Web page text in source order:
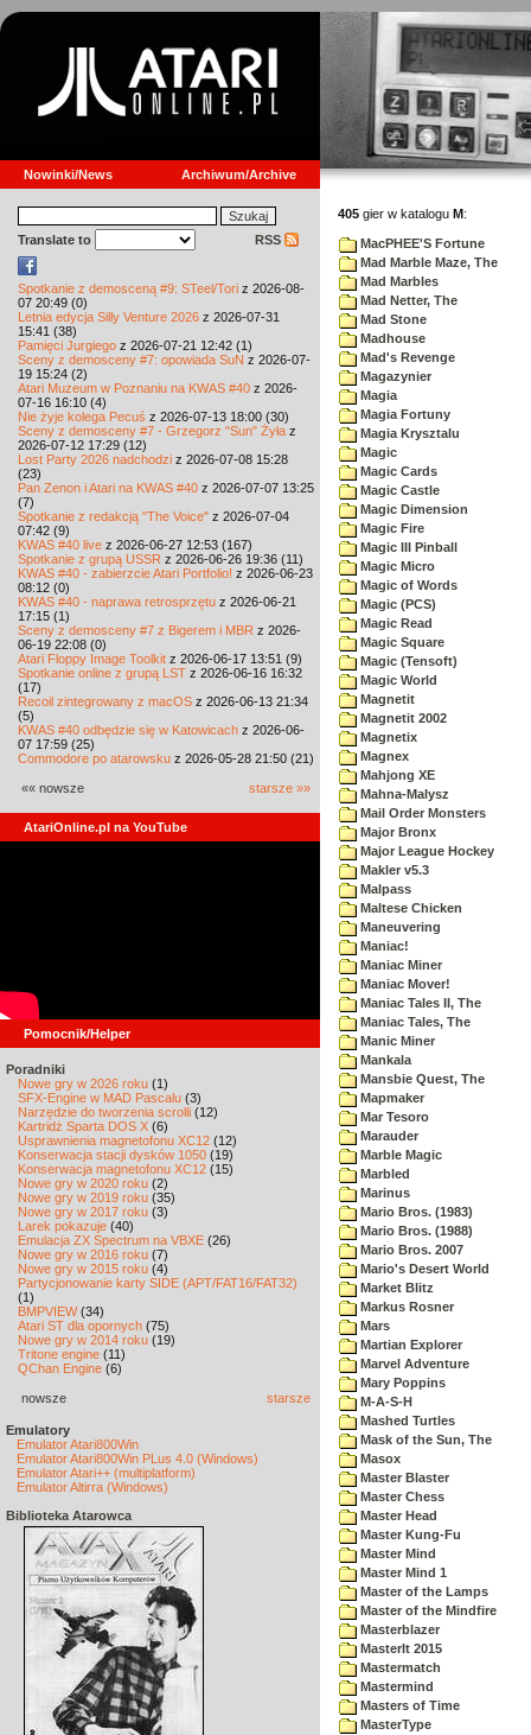
Nowinki/News Archiwum/Archive
Translate to RSS
Spotkanie z demosceną #9: STeel/Tori z 2026-08-
07 20:49 (0)
Letnia edycja Silly Venture 2026 z 2026-07-31
15:41 (38)
Pamięci Jurgiego z 2026-07-21 12:42 (1)
Sceny z demosceny #7: opowiada SuN z 2026-07-
19 15:24 (2)
Atari Muzeum w Poznaniu na KWAS #40 z 2026-
07-16 16:10 (4)
Nie żyje kolega Pecuś z 2026-07-13 18:00 (30)
Sceny z demosceny #7 - Grzegorz "Sun" Żyła z
2026-07-12 17:29 (12)
Lost Party 2026 nadchodzi z 2026-07-08 15:28
(23)
Pan Zenon i Atari na KWAS #40 z 2026-07-07 13:25
(7)
Spotkanie z redakcją "The Voice" z 2026-07-04
07:42 (9)
KWAS #40 live z 2026-06-27 12:53 (167)
Spotkanie z grupą USSR z 2026-06-26 19:36 (11)
KWAS #40 - zabierzcie Atari Portfolio! z 2026-06-23
08:12 (0)
KWAS #40 - naprawa retrosprzętu z 2026-06-21
17:15 (1)
Sceny z demosceny #7 z Bigerem i MBR z 2026-
06-19 22:08 (0)
Atari Floppy Image Toolkit z 2026-06-17 13:51 (9)
Spotkanie online z grupą LST z 2026-06-16 16:32
(17)
Recoil zintegrowany z macOS z 2026-06-13 21:34
(5)
KWAS #40 odbędzie się w Katowicach z 2026-06-
07 17:59 (25)
Commodore po atarowsku z 2026-05-28 21:50 (21)
«« nowsze starsze »»
AtariOnline.pl na YouTube
Pomocnik/Helper
Poradniki
Nowe gry w 2026 roku (1)
SFX-Engine w MAD Pascalu (3)
Narzędzie do tworzenia scrolli (12)
Kartridż Sparta DOS X (6)
Usprawnienia magnetofonu XC12 (12)
Konserwacja stacji dysków 1050 (19)
Konserwacja magnetofonu XC12 (15)
Nowe gry w 2020 roku (2)
Nowe gry w 2019 roku (35)
Nowe gry w 2017 roku (3)
Larek pokazuje (40)
Emulacja ZX Spectrum na VBXE (26)
Nowe gry w 2016 roku (7)
Nowe gry w 2015 roku (4)
Partycjonowanie karty SIDE (APT/FAT16/FAT32)
(1)
BMPVIEW(34)
Atari ST dla opornych (75)
Nowe gry w 2014 roku (19)
Tritone engine (11)
QChan Engine (6)
nowsze starsze
Emulatory
Emulator Atari800Win
Emulator Atari800Win PLus 4.0 (Windows)
Emulator Atari++ (multiplatform)
Emulator Altirra (Windows)
Biblioteka Atarowca
405 gier w katalogu M:
MacPHEE'S Fortune
Mad Marble Maze, The
Mad Marbles
Mad Netter, The
Mad Stone
Madhouse
Mad's Revenge
Magazynier
Magia
Magia Fortuny
Magia Krysztalu
Magic
Magic Cards
Magic Castle
Magic Dimension
Magic Fire
Magic III Pinball
Magic Micro
Magic of Words
Magic (PCS)
Magic Read
Magic Square
Magic (Tensoft)
Magic World
Magnetit
Magnetit 2002
Magnetix
Magnex
Mahjong XE
Mahna-Malysz
Mail Order Monsters
Major Bronx
Major League Hockey
Makler v5.3
Malpass
Maltese Chicken
Maneuvering
Maniac!
Maniac Miner
Maniac Mover!
Maniac Tales II, The
Maniac Tales, The
Manic Miner
Mankala
Mansbie Quest, The
Mapmaker
Mar Tesoro
Marauder
Marble Magic
Marbled
Marinus
Mario Bros. (1983)
Mario Bros. (1988)
Mario Bros. 2007
Mario's Desert World
Market Blitz
Markus Rosner
Mars
Martian Explorer
Marvel Adventure
Mary Poppins
M-A-S-H
Mashed Turtles
Mask of the Sun, The
Masox
Master Blaster
Master Chess
Master Head
Master Kung-Fu
Master Mind
Master Mind 1
Master of the Lamps
Master of the Mindfire
Masterblazer
MasterIt 2015
Mastermatch
Mastermind
Masters of Time
MasterType